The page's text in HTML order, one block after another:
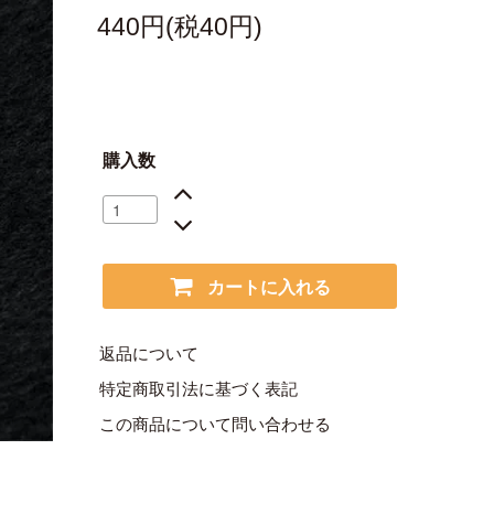
440円(税40円)
購入数
カートに入れる
返品について
特定商取引法に基づく表記
この商品について問い合わせる